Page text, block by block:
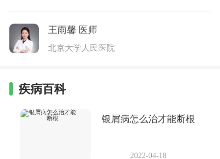
王雨馨 医师
北京大学人民医院
疾病百科
银屑病怎么治才能断根
2022-04-18